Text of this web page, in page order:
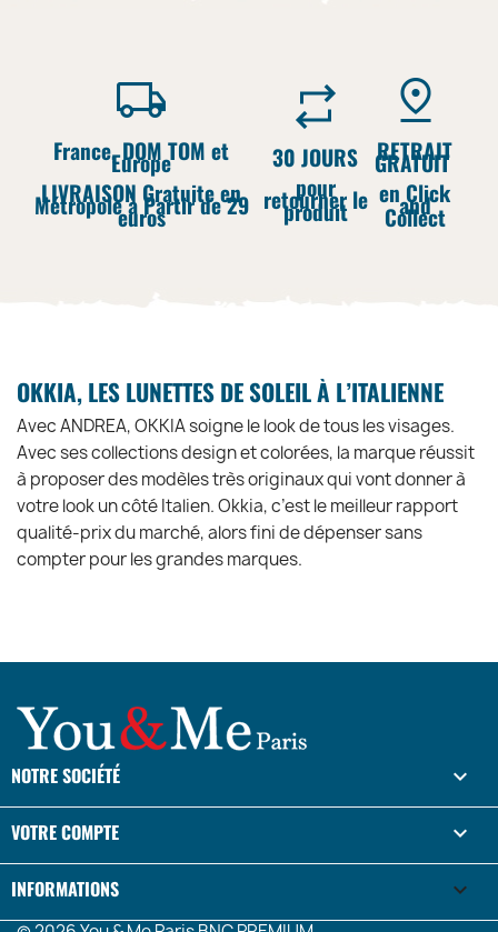
France, DOM TOM et
Europe
LIVRAISON Gratuite en
Métropole à Partir de 29
euros
30 JOURS
pour
retourner le
produit
RETRAIT
GRATUIT
en Click
and
Collect
OKKIA, LES LUNETTES DE SOLEIL À L’ITALIENNE
Avec ANDREA, OKKIA soigne le look de tous les visages.
Avec ses collections design et colorées, la marque réussit
à proposer des modèles très originaux qui vont donner à
votre look un côté Italien. Okkia, c’est le meilleur rapport
qualité-prix du marché, alors fini de dépenser sans
compter pour les grandes marques.
NOTRE SOCIÉTÉ 
VOTRE COMPTE 
INFORMATIONS keyboard_arrow_down